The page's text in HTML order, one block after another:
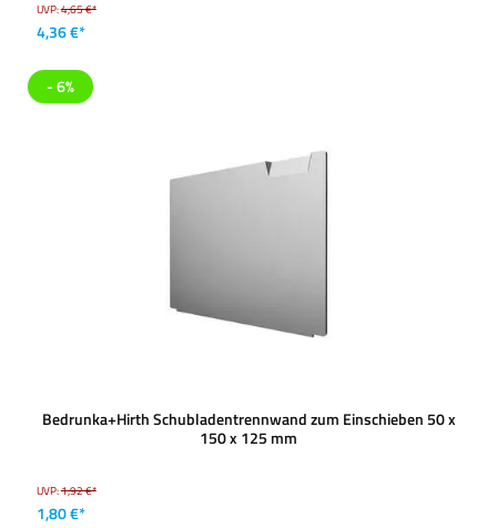
UVP:4,65 €*
4,36 €*
- 6%
Bedrunka+Hirth Schubladentrennwand zum Einschieben 50 x
150 x 125 mm
UVP:1,92 €*
1,80 €*